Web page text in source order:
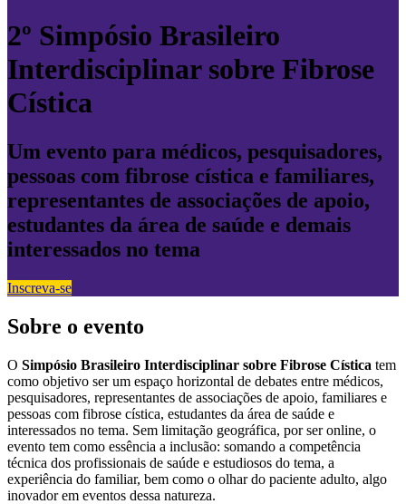
2º Simpósio Brasileiro
Interdisciplinar sobre Fibrose
Cística
Um evento para médicos, pesquisadores,
pessoas com fibrose cística e familiares,
representantes de associações de apoio,
estudantes da área de saúde e demais
interessados no tema
Inscreva-se
Sobre o evento
O Simpósio Brasileiro Interdisciplinar sobre Fibrose Cística tem
como objetivo ser um espaço horizontal de debates entre médicos,
pesquisadores, representantes de associações de apoio, familiares e
pessoas com fibrose cística, estudantes da área de saúde e
interessados no tema. Sem limitação geográfica, por ser online, o
evento tem como essência a inclusão: somando a competência
técnica dos profissionais de saúde e estudiosos do tema, a
experiência do familiar, bem como o olhar do paciente adulto, algo
inovador em eventos dessa natureza.